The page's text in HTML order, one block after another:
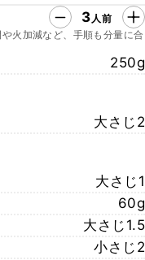
3人前
火加減など、手順も分量に合
250g
大さじ2
大さじ1
60g
大さじ1.5
小さじ2